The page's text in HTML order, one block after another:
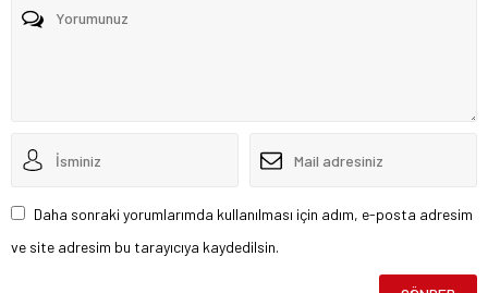
Daha sonraki yorumlarımda kullanılması için adım, e-posta adresim
ve site adresim bu tarayıcıya kaydedilsin.